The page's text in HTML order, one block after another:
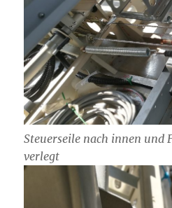
Steuerseile nach innen und
verlegt